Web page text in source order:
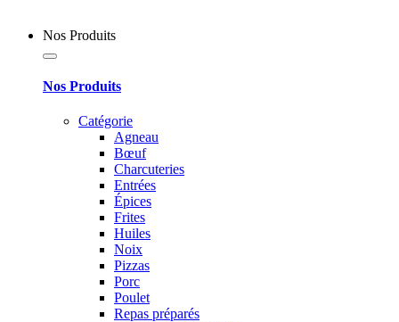
Nos Produits
Nos Produits
Catégorie
Agneau
Bœuf
Charcuteries
Entrées
Épices
Frites
Huiles
Noix
Pizzas
Porc
Poulet
Repas préparés